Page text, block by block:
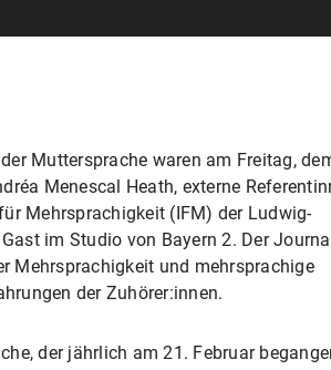
Muttersprache waren am Freitag,
Menescal Heath, externe
Mehrsprachigkeit (IFM) der Ludwig-
im Studio von Bayern 2. Der
Mehrsprachigkeit und mehrsprachige
der Zuhörer:innen.
der jährlich am 21. Februar